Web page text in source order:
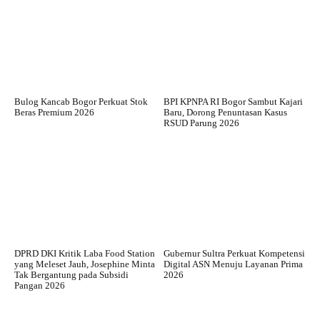
Bulog Kancab Bogor Perkuat Stok
Beras Premium 2026
BPI KPNPA RI Bogor Sambut Kajari
Baru, Dorong Penuntasan Kasus
RSUD Parung 2026
DPRD DKI Kritik Laba Food Station
yang Meleset Jauh, Josephine Minta
Tak Bergantung pada Subsidi
Pangan 2026
Gubernur Sultra Perkuat Kompetensi
Digital ASN Menuju Layanan Prima
2026